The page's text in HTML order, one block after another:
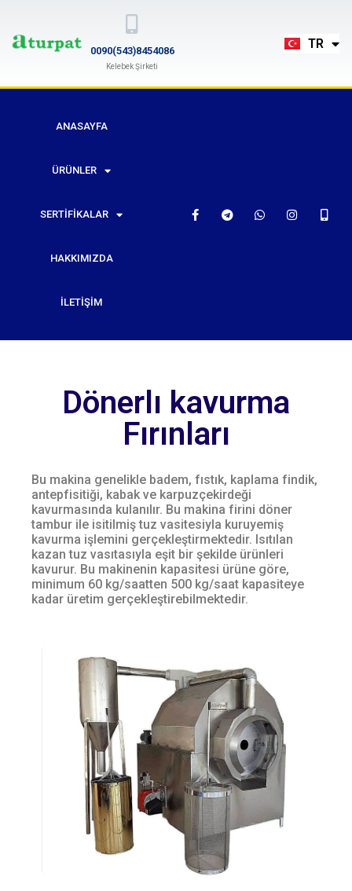
0090(543)8454086
Kelebek Şirketi
TR
RU
ANASAYFA
ÜRÜNLER
SERTIFIKALAR
HAKKIMIZDA
İLETIŞIM
Dönerlı kavurma
Fırınları
Bu makina genelikle badem, fıstık, kaplama findik,
antepfisitiği, kabak ve karpuzçekirdeği
kavurmasında kulanılır. Bu makina firini döner
tambur ile isitilmiş tuz vasitesiyla kuruyemiş
kavurma işlemini gerçekleştirmektedir. Isıtılan
kazan tuz vasıtasıyla eşit bir şekilde ürünleri
kavurur. Bu makinenin kapasitesi ürüne göre,
minimum 60 kg/saatten 500 kg/saat kapasiteye
kadar üretim gerçekleştirebilmektedir.
Dönerli Kavurma Fırınları
AT-155